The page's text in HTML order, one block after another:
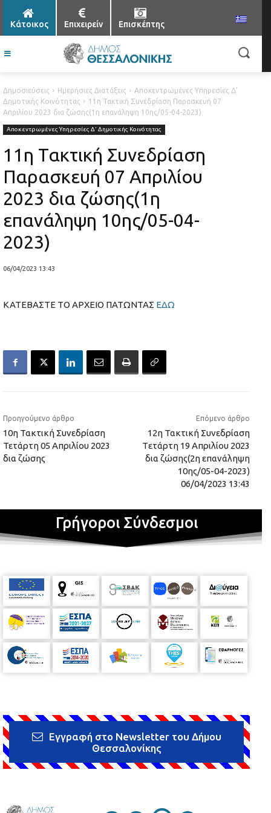
Κάτοικος Επιχειρείν Επισκέπτης
Δημοσιεύσεις Ημερήσιες Διατάξεις
Αποκεντρωμένες Υπηρεσίες Δ'
Δημοτικής Κοινότητας
11η Τακτική Συνεδρίαση Παρασκευή 07
Aπριλίου 2023 δια ζώσης(1η επανάληψη 10ης/05-04-2023)
Αποκεντρωμένες Υπηρεσίες Δ' Δημοτικής Κοινότητας
11η Τακτική Συνεδρίαση
Παρασκευή 07 Aπριλίου
2023 δια ζώσης(1η
επανάληψη 10ης/05-04-
2023)
06/04/2023 13:43
ΚΑΤΕΒΑΣΤΕ ΤΟ ΑΡΧΕΙΟ ΠΑΤΩΝΤΑΣ ΕΔΩ
Προηγούμενο άρθρο
10η Τακτική Συνεδρίαση
Τετάρτη 05 Aπριλίου 2023
δια ζώσης
Επόμενο άρθρο
12η Τακτική Συνεδρίαση
Tετάρτη 19 Aπριλίου 2023
δια ζώσης(2η επανάληψη
10ης/05-04-2023)
06/04/2023 13:43
Γρήγοροι Σύνδεσμοι
Εγγραφή στο Newsletter του Δήμου
Θεσσαλονίκης